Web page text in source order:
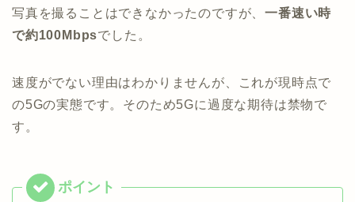
写真を撮ることはできなかったのですが、一番速い時
で約100Mbpsでした。
速度がでない理由はわかりませんが、これが現時点で
の5Gの実態です。そのため5Gに過度な期待は禁物で
す。